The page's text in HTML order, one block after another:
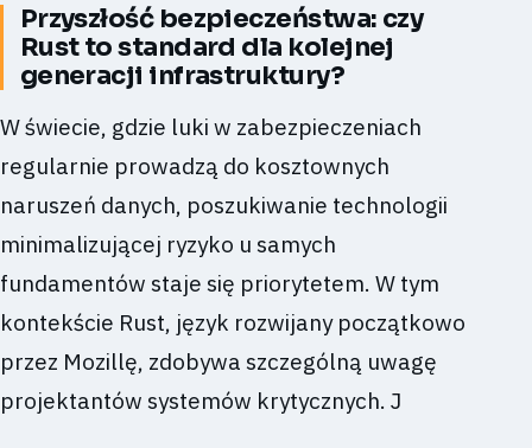
Przyszłość bezpieczeństwa: czy
Rust to standard dla kolejnej
generacji infrastruktury?
W świecie, gdzie luki w zabezpieczeniach
regularnie prowadzą do kosztownych
naruszeń danych, poszukiwanie technologii
minimalizującej ryzyko u samych
fundamentów staje się priorytetem. W tym
kontekście Rust, język rozwijany początkowo
przez Mozillę, zdobywa szczególną uwagę
projektantów systemów krytycznych. J